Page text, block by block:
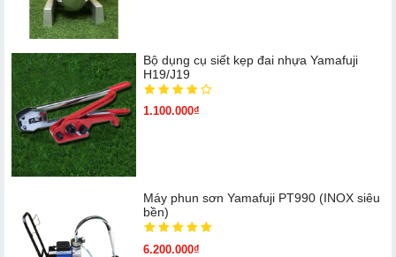
Bộ dụng cụ siết kẹp đai nhựa Yamafuji
H19/J19
1.100.000₫
Máy phun sơn Yamafuji PT990 (INOX siêu
bền)
6.200.000₫